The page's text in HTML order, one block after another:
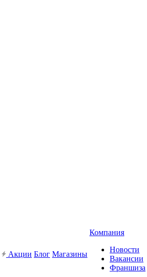
Акции Блог Магазины
Компания
Новости
Вакансии
Франшиза